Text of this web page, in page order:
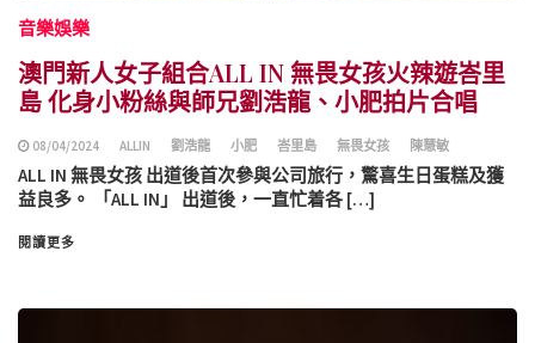
音樂娛樂
澳門新人女子組合ALL IN 無畏女孩火辣遊峇里
島 化身小粉絲與師兄劉浩龍、小肥拍片合唱
08/04/2024 ALLIN 劉浩龍 小肥 峇里島 無畏女孩 陳慧敏
ALL IN 無畏女孩 出道後首次參與公司旅行，驚喜生日蛋糕及獲
益良多。 「ALL IN」 出道後，一直忙着各 […]
閱讀更多